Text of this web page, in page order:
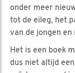
onder meer
tot de eileg, het
van de jongen
Het is een boek
dus niet altijd